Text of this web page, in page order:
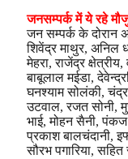
जनसम्पर्क में ये रहे
जन सम्पर्क के दोरान
शिवेंद्र माथुर, अनिल
मेहरा, राजेंद्र
बाबूलाल मईडा,
घनश्याम सोलंकी,
उटवाल, रजत सोनी,
भाई, मोहन सैनी,
प्रकाश बालचंदानी,
सौरभ पगारिया,